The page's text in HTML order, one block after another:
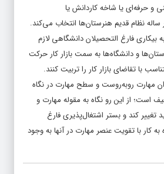
و حرفه‌ای یا شاخه کاردانش یا
ساله نظام قدیم هنرستان‌ها انتخاب می‌کند.
بیکاری فارغ التحصیلان دانشگاهی لازم
و دانشگاه‌ها به سمت بازار کار حرکت
با تقاضای بازار کار را تربیت کنند.
مهارت روبه‌روست و سطح مهارت در نگاه
است؛ از این رو نگاه به مقوله مهارت و
تغییر کند و بستر اشتغال‌پذیری فارغ
به کار با تقویت عنصر مهارت در آنها به وجود